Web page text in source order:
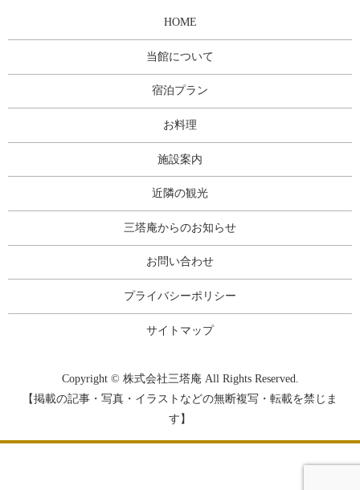
HOME
当館について
宿泊プラン
お料理
施設案内
近隣の観光
三塔庵からのお知らせ
お問い合わせ
プライバシーポリシー
サイトマップ
Copyright © 株式会社三塔庵 All Rights Reserved.
【掲載の記事・写真・イラストなどの無断複写・転載を禁じま
す】